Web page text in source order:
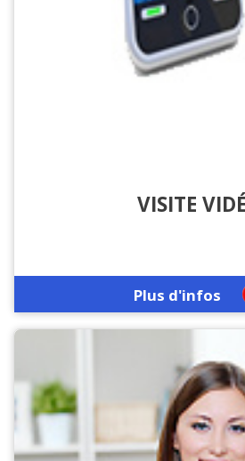
VISITE
Plus d'infos